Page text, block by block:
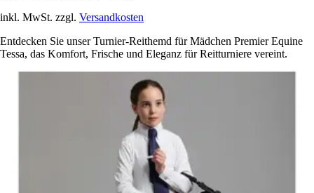
inkl. MwSt. zzgl. Versandkosten
Entdecken Sie unser Turnier-Reithemd für Mädchen Premier Equine
Tessa, das Komfort, Frische und Eleganz für Reitturniere vereint.